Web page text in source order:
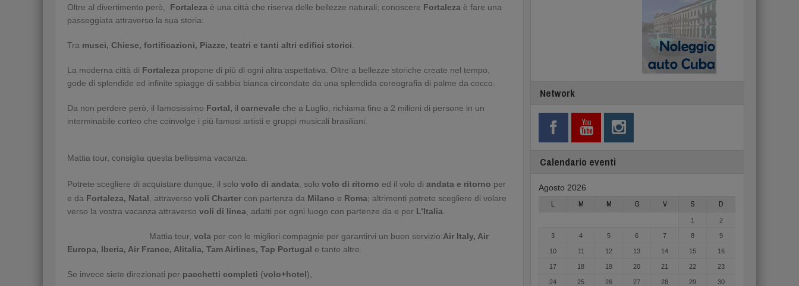
Oltre al divertimento però, Fortaleza è una città che riserva delle bellezze naturali; conoscere Fortaleza è fare una
passeggiata attraverso la sua storia:
Tra musei, Chiese, fortificazioni, Piazze, teatri e tanti altri edifici storici
La moderna città di Fortaleza propone di più di ogni altra aspettativa. Oltre a bellezze storiche create nel tempo,
gode di splendide ed infinite spiagge di sabbia bianca circondate da una splendida coreografia di palme da cocco.
Da non perdere però, il famosissimo Fortal, il carnevale che a Luglio, richiama fino a 2 milioni di persone in un
interminabile corteo che coinvolge i più famosi artisti e gruppi musicali brasiliani.
Mattia tour, consiglia questa bellissima vacanza.
Potrete scegliere di acquistare dunque, il solo volo di andata solo volo di ritorno ed il volo di andata e ritorno per
e da Fortaleza, Natal , attraverso voli Charter con partenza da Milano e Roma; altrimenti potrete scegliere di volare
verso la vostra vacanza attraverso voli di linea , adatti per ogni luogo con partenze da e per L’Italia
Mattia tour, vola per con le migliori compagnie per garantirvi un buon servizio:Air Italy, Air
Europa, Iberia, Air France, Alitalia, Tam Airlines, Tap Portugal e tante altre.
Se invece siete direzionati per pacchetti completi (volo+hotel),
Network
Calendario eventi
Agosto 2026
L M M G V S D
1 2
3 4 5 6 7 8 9
10 11 12 13 14 15 16
17 18 19 20 21 22 23
24 25 26 27 28 29 30